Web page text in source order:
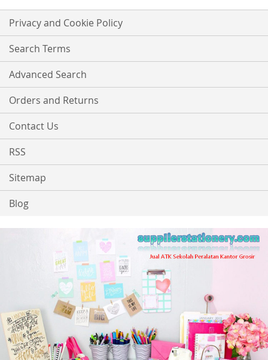
for
Our
Newsletter:
Privacy and Cookie Policy
Search Terms
Advanced Search
Orders and Returns
Contact Us
RSS
Sitemap
Blog